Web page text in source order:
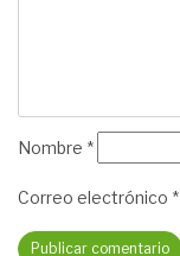
Nombre *
Correo electrónico *